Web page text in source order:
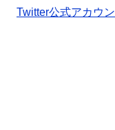
Twitter公式アカウン